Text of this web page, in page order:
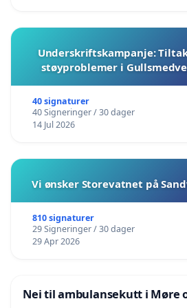
Underskriftskampanje:
støyproblemer i
40 signaturer
40 Signeringer / 30 dager
14 Jul 2026
Vi ønsker Storevatnet på
810 signaturer
29 Signeringer / 30 dager
29 Apr 2026
Nei til ambulansekutt i Møre